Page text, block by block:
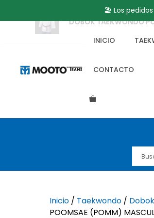
🏖️ Los
INICIO
CONTACTO
Inicio / Taekwondo /
POOMSAE (POMM)
DOBOK TAEKWONDO